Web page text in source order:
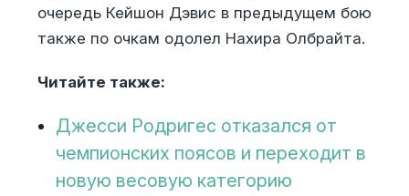
очередь Кейшон Дэвис в предыдущем бою
также по очкам одолел Нахира Олбрайта.
Читайте также:
Джесси Родригес отказался от
чемпионских поясов и переходит в
новую весовую категорию